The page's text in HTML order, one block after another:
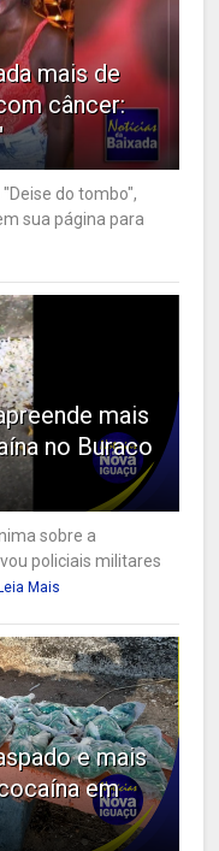
mais de
câncer:
do tombo",
sua página para
mais
no Buraco
sobre a
policiais militares
Leia Mais
e mais
em